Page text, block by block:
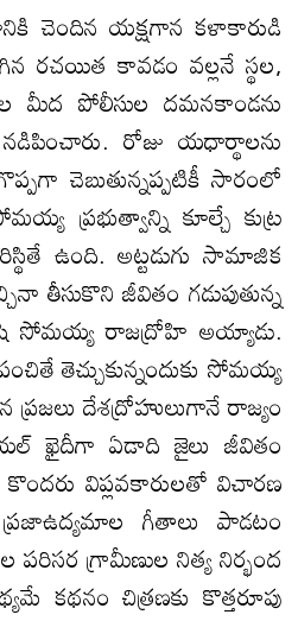
చెందిన యక్షగాన కళాకారుడి
రచయిత కావడం వల్లనే స్థల,
మీద పోలీసుల దమనకాండను
రోజు యధార్థాలను
చెబుతున్నప్పటికీ సారంలో
ప్రభుత్వాన్ని కూల్చే కుట్ర
ఉంది. అట్టడుగు సామాజిక
తీసుకొని జీవితం గడుపుతున్న
సోమయ్య రాజద్రోహి అయ్యాడు.
తెచ్చుకున్నందుకు సోమయ్య
దేశద్రోహులుగానే రాజ్యం
ఖైదీగా ఏడాది జైలు జీవితం
కొందరు విప్లవకారులతో విచారణ
గీతాలు పాడటం
పరిసర గ్రామీణుల నిత్య నిర్భంద
కథనం చిత్రణకు కొత్తరూపు